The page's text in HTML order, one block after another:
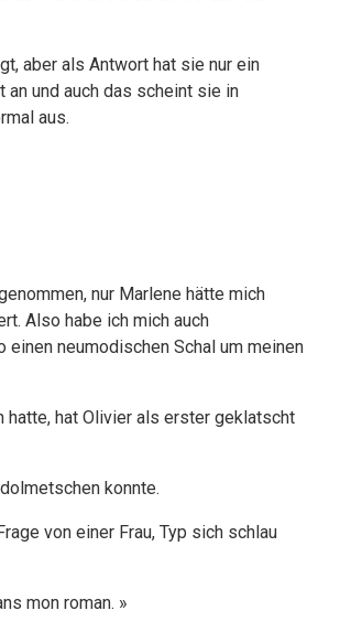
aber als Antwort hat sie nur ein
und auch das scheint sie in
aus.
nur Marlene hätte mich
Also habe ich mich auch
neumodischen Schal um meinen
hat Olivier als erster geklatscht
konnte.
von einer Frau, Typ sich schlau
mon roman. »